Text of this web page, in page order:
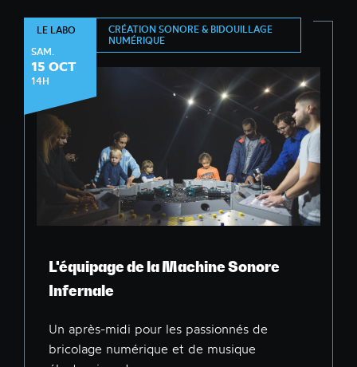
LE LABO
SAM.
15 OCT
14H
CRÉATION SONORE & BIDOUILLAGE
NUMÉRIQUE
L'équipage de la Machine Sonore
Infernale
Un après-midi pour les passionnés de
bricolage numérique et de musique